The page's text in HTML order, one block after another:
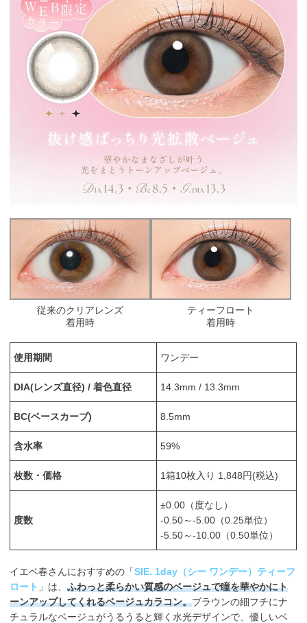
従来のクリアレンズ
着用時
ティーフロート
着用時
使用期間 ワンデー
DIA(レンズ直径) / 着色直径 14.3mm / 13.3mm
BC(ベースカーブ) 8.5mm
含水率 59%
枚数・価格 1箱10枚入り 1,848円(税込)
度数
±0.00（度なし）
-0.50～-5.00（0.25単位）
-5.50～-10.00（0.50単位）
イエベ春さんにおすすめの「SIE. 1day（シー ワンデー）ティーフ
ロート 」は、ふわっと柔らかい質感のベージュで瞳を華やかにト
ーンアップしてくれるベージュカラコン。ブラウンの細フチにナ
チュラルなベージュがうるうると輝く水光デザインで、優しいベ